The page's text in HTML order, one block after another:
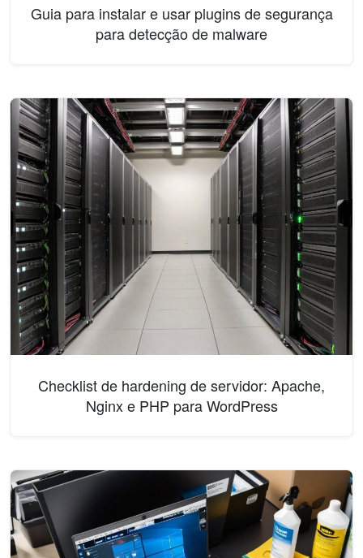
Guia para instalar e usar plugins de segurança
para detecção de malware
Checklist de hardening de servidor: Apache,
Nginx e PHP para WordPress